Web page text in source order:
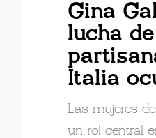
Gina
lucha
Italia
Las mujeres
un rol central